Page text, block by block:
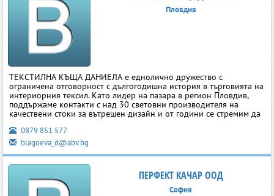
Пловдив
ТЕКСТИЛНА КЪЩА ДАНИЕЛА е еднолично дружество с
ограничена отговорност с дългогодишна история в търговията на
интериорния тексил. Като лидер на пазара в регион Пловдив,
поддържаме контакти с над 30 световни производителя на
качествени стоки за вътрешен дизайн и от години се стремим да
0879 851 577
blagoeva_d@abv.bg
ПЕРФЕКТ КАЧАР ООД
София